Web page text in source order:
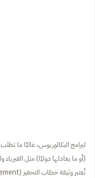
(أو ما يعادلها دوليًا) مثل